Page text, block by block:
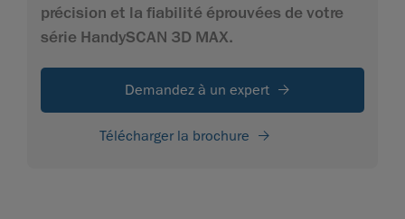
précision et la fiabilité éprouvées de votre
série HandySCAN 3D MAX.
Demandez à un expert
Télécharger la brochure